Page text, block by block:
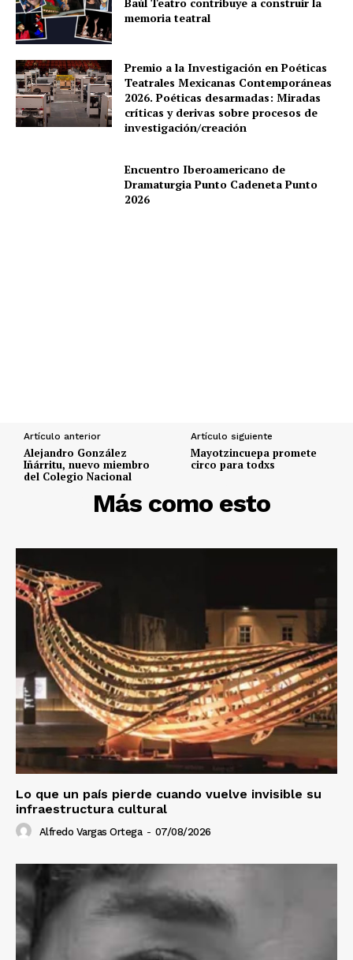
memoria teatral
Premio a la Investigación en Poéticas
Teatrales Mexicanas Contemporáneas
2026. Poéticas desarmadas: Miradas
críticas y derivas sobre procesos de
investigación/creación
Encuentro Iberoamericano de
Dramaturgia Punto Cadeneta Punto
2026
Artículo anterior
Alejandro González
Iñárritu, nuevo miembro
del Colegio Nacional
Artículo siguiente
Mayotzincuepa promete
circo para todxs
Más como esto
DESCUBRE
Lo que un país pierde cuando vuelve invisible su
infraestructura cultural
Alfredo Vargas Ortega - 07/08/2026